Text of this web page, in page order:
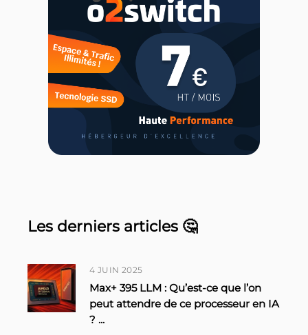
Les derniers articles 🤔
4 JUIN 2025
Max+ 395 LLM : Qu’est-ce que l’on
peut attendre de ce processeur en IA
? ...